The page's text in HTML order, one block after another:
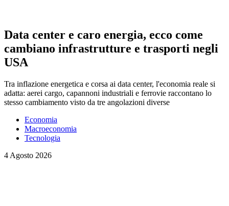
Data center e caro energia, ecco come
cambiano infrastrutture e trasporti negli
USA
Tra inflazione energetica e corsa ai data center, l'economia reale si
adatta: aerei cargo, capannoni industriali e ferrovie raccontano lo
stesso cambiamento visto da tre angolazioni diverse
Economia
Macroeconomia
Tecnologia
4 Agosto 2026